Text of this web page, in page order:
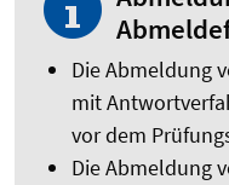
Die Abmeldung
mit
vor dem
Die Abmeldung